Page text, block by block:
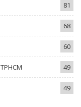
81
68
60
49
49